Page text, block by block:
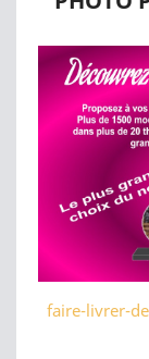
faire-livrer-